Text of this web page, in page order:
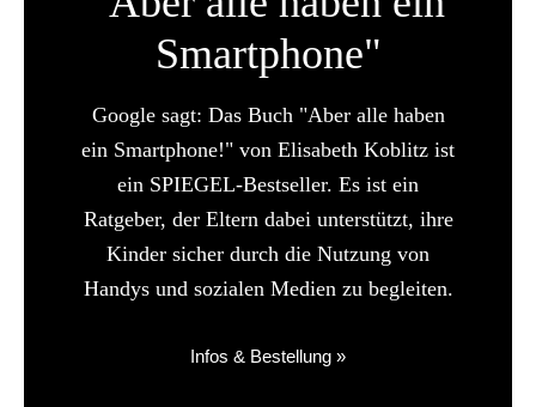
Smartphone"
Google sagt: Das Buch "Aber alle haben
ein Smartphone!" von Elisabeth Koblitz ist
ein SPIEGEL-Bestseller. Es ist ein
Ratgeber, der Eltern dabei unterstützt, ihre
Kinder sicher durch die Nutzung von
Handys und sozialen Medien zu begleiten.
Infos & Bestellung »